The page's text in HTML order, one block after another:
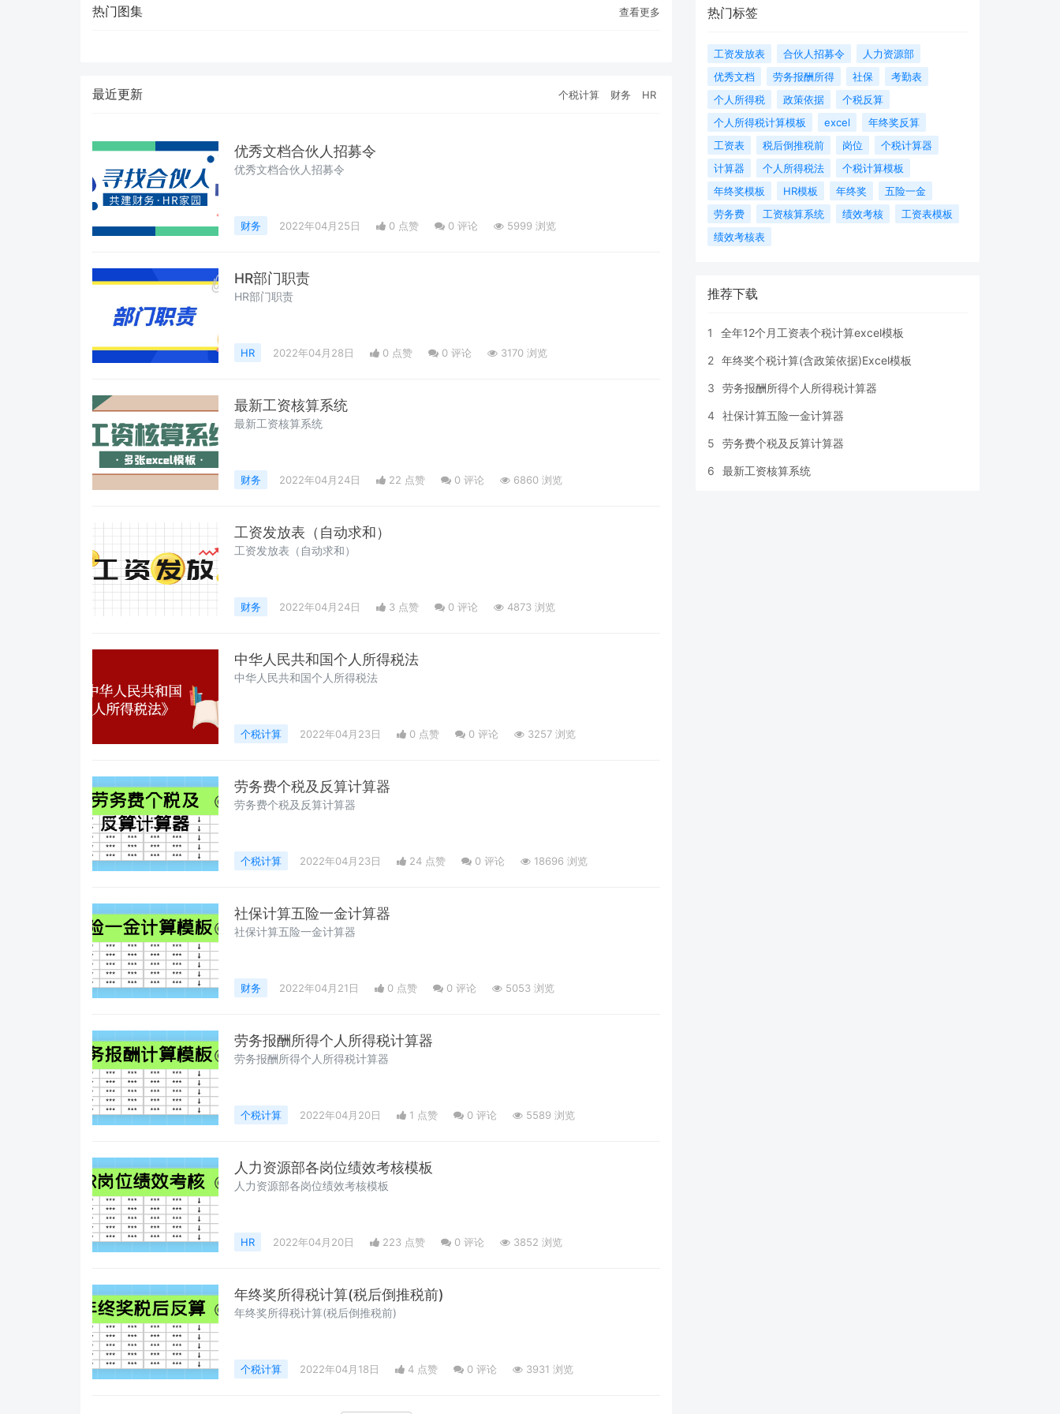
热门图集 查看更多
最近更新 个税计算 财务 HR
优秀文档合伙人招募令
优秀文档合伙人招募令
财务 2022年04月25日 0 点赞 0 评论 5999 浏览
HR部门职责
HR部门职责
HR 2022年04月28日 0 点赞 0 评论 3170 浏览
最新工资核算系统
最新工资核算系统
财务 2022年04月24日 22 点赞 0 评论 6860 浏览
工资发放表（自动求和）
工资发放表（自动求和）
财务 2022年04月24日 3 点赞 0 评论 4873 浏览
中华人民共和国个人所得税法
中华人民共和国个人所得税法
个税计算 2022年04月23日 0 点赞 0 评论 3257 浏览
劳务费个税及反算计算器
劳务费个税及反算计算器
个税计算 2022年04月23日 24 点赞 0 评论 18696 浏览
社保计算五险一金计算器
社保计算五险一金计算器
财务 2022年04月21日 0 点赞 0 评论 5053 浏览
劳务报酬所得个人所得税计算器
劳务报酬所得个人所得税计算器
个税计算 2022年04月20日 1 点赞 0 评论 5589 浏览
人力资源部各岗位绩效考核模板
人力资源部各岗位绩效考核模板
HR 2022年04月20日 223 点赞 0 评论 3852 浏览
年终奖所得税计算(税后倒推税前)
年终奖所得税计算(税后倒推税前)
个税计算 2022年04月18日 4 点赞 0 评论 3931 浏览
热门标签
工资发放表 合伙人招募令
人力资源部
优秀文档
劳务报酬所得 社保
考勤表
个人所得税
政策依据
个税反算
个人所得税计算模板
excel
年终奖反算
工资表
税后倒推税前 岗位
个税计算器
计算器
个人所得税法
个税计算模板
年终奖模板
HR模板 年终奖
五险一金
劳务费
工资核算系统 绩效考核
工资表模板
绩效考核表
推荐下载
1 全年12个月工资表个税计算excel模板
2 年终奖个税计算(含政策依据)Excel模板
3 劳务报酬所得个人所得税计算器
4 社保计算五险一金计算器
5 劳务费个税及反算计算器
6 最新工资核算系统